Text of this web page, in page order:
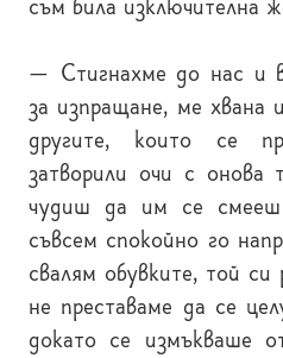
съм била изключителна
— Стигнахме до нас и
за изпращане, ме хвана
другите, които се
затворили очи с онова
чудиш да им се
съвсем спокойно го
свалям обувките, той си
не преставаме да се
докато се измъкваше